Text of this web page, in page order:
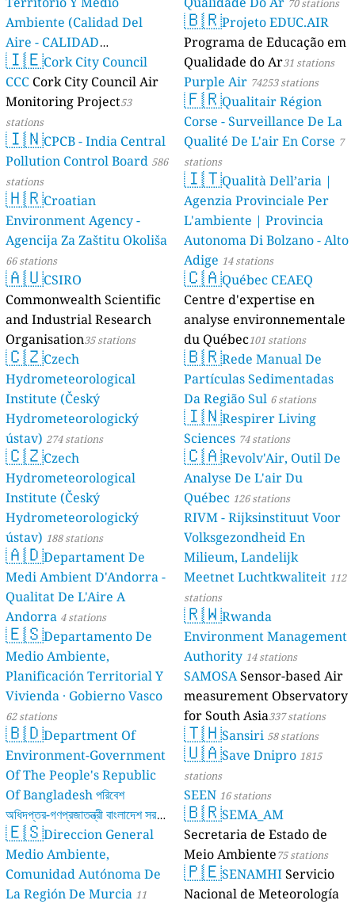
Ambiente (Calidad Del
Aire - CALIDAD
AMBIENTAL) 23 stations
🇮🇪Cork City Council
CCC Cork City Council Air
Monitoring Project53
stations
🇮🇳CPCB - India Central
Pollution Control Board 586
stations
🇭🇷Croatian
Environment Agency -
Agencija Za Zaštitu Okoliša
66 stations
🇦🇺CSIRO
Commonwealth Scientific
and Industrial Research
Organisation35 stations
🇨🇿Czech
Hydrometeorological
Institute (Český
Hydrometeorologický
ústav) 274 stations
🇨🇿Czech
Hydrometeorological
Institute (Český
Hydrometeorologický
ústav) 188 stations
🇦🇩Departament De
Medi Ambient D'Andorra -
Qualitat De L'Aire A
Andorra 4 stations
🇪🇸Departamento De
Medio Ambiente,
Planificación Territorial Y
Vivienda · Gobierno Vasco
62 stations
🇧🇩Department Of
Environment-Government
Of The People's Republic
Of Bangladesh পরিবেশ
অধিদপ্তর-গণপ্রজাতন্ত্রী বাংলাদেশ সরকার
17 stations
🇪🇸Direccion General
Medio Ambiente,
Comunidad Autónoma De
La Región De Murcia 11
70 stations
🇧🇷Projeto EDUC.AIR
Programa de Educação em
Qualidade do Ar31 stations
Purple Air 74253 stations
🇫🇷Qualitair Région
Corse - Surveillance De La
Qualité De L'air En Corse 7
stations
🇮🇹Qualità Dell’aria |
Agenzia Provinciale Per
L'ambiente | Provincia
Autonoma Di Bolzano - Alto
Adige 14 stations
🇨🇦Québec CEAEQ
Centre d'expertise en
analyse environnementale
du Québec101 stations
🇧🇷Rede Manual De
Partículas Sedimentadas
Da Região Sul 6 stations
🇮🇳Respirer Living
Sciences 74 stations
🇨🇦Revolv'Air, Outil De
Analyse De L'air Du
Québec 126 stations
RIVM - Rijksinstituut Voor
Volksgezondheid En
Milieum, Landelijk
Meetnet Luchtkwaliteit 112
stations
🇷🇼Rwanda
Environment Management
Authority 14 stations
SAMOSASensor-based Air
measurement Observatory
for South Asia337 stations
🇹🇭Sansiri 58 stations
🇺🇦Save Dnipro 1815
stations
SEEN 16 stations
🇧🇷SEMA_AM
Secretaria de Estado de
Meio Ambiente75 stations
🇵🇪SENAMHIServicio
Nacional de Meteorología